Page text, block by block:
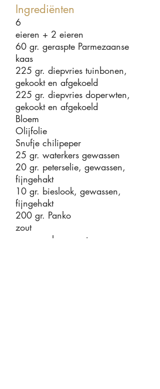
Ingrediënten
6
eieren + 2 eieren
60 gr. geraspte Parmezaanse
kaas
225 gr. diepvries tuinbonen,
gekookt en afgekoeld
225 gr. diepvries doperwten,
gekookt en afgekoeld
Bloem
Olijfolie
Snufje chilipeper
25 gr. waterkers gewassen
20 gr. peterselie, gewassen,
fijngehakt
10 gr. bieslook, gewassen,
fijngehakt
200 gr. Panko
zout
versgemalen zwarte peper